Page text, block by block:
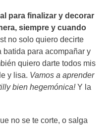
para finalizar y decorar
siempre y cuando
no solo quiero decirte
batida para acompañar y
quiero darte todos mis
y lisa. Vamos a aprender
bien hegemónica!Y la
no se te corte, o salga